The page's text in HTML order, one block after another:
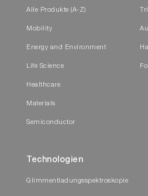
Alle Produkte (A-Z)
Mobility
Energy and Environment
Life Science
Healthcare
Materials
Semiconductor
Technologien
Glimmentladungsspektroskopie